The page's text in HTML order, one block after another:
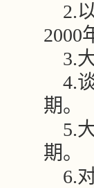
2.
2000
3.
4.
期。
5.
期。
6.